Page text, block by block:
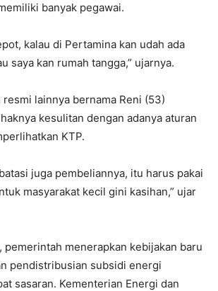
banyak pegawai.
kalau di Pertamina kan udah ada
saya kan rumah tangga,” ujarnya.
resmi lainnya bernama Reni (53)
kesulitan dengan adanya aturan
KTP.
juga pembeliannya, itu harus pakai
masyarakat kecil gini kasihan,” ujar
pemerintah menerapkan kebijakan baru
pendistribusian subsidi energi
sasaran. Kementerian Energi dan